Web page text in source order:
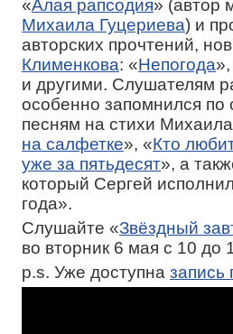
«Алая рапсодия» (автор
Михаила Гуцериева) и
авторских прочтений,
Клименкова: «Непогода
и другими. Слушателям
особенно запомнился
песням на стихи
на салфетке», «Кто
уже за пятьдесят», а
который Сергей
года».
Слушайте «Звёздный
во вторник 6 мая с 10 до
p.s. Уже доступна запись